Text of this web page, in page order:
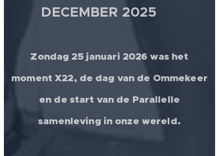
DECEMBER 2025 💫
Zondag 25 januari 2026 was het
moment X22, de dag van de Ommekeer
en de start van de Parallelle
samenleving in onze wereld.